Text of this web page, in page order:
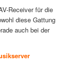
Receiver für die
diese Gattung
auch bei der